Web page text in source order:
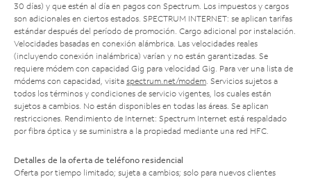
30 días) y que estén al día en pagos con Spectrum. Los impuestos y cargos
son adicionales en ciertos estados. SPECTRUM INTERNET: se aplican tarifas
estándar después del período de promoción. Cargo adicional por instalación.
Velocidades basadas en conexión alámbrica. Las velocidades reales
(incluyendo conexión inalámbrica) varían y no están garantizadas. Se
requiere módem con capacidad Gig para velocidad Gig. Para ver una lista de
módems con capacidad, visita spectrum.net/modem. Servicios sujetos a
todos los términos y condiciones de servicio vigentes, los cuales están
sujetos a cambios. No están disponibles en todas las áreas. Se aplican
restricciones. Rendimiento de Internet: Spectrum Internet está respaldado
por fibra óptica y se suministra a la propiedad mediante una red HFC.
Detalles de la oferta de teléfono residencial
Oferta por tiempo limitado; sujeta a cambios; solo para nuevos clientes